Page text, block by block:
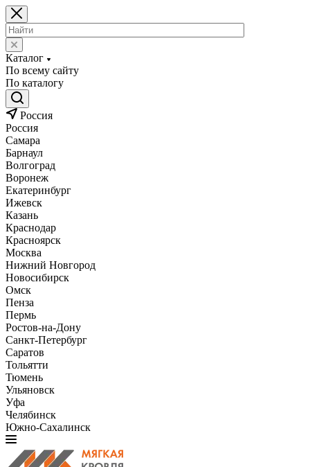
Каталог
По всему сайту
По каталогу
Россия
Россия
Самара
Барнаул
Волгоград
Воронеж
Екатеринбург
Ижевск
Казань
Краснодар
Красноярск
Москва
Нижний Новгород
Новосибирск
Омск
Пенза
Пермь
Ростов-на-Дону
Санкт-Петербург
Саратов
Тольятти
Тюмень
Ульяновск
Уфа
Челябинск
Южно-Сахалинск